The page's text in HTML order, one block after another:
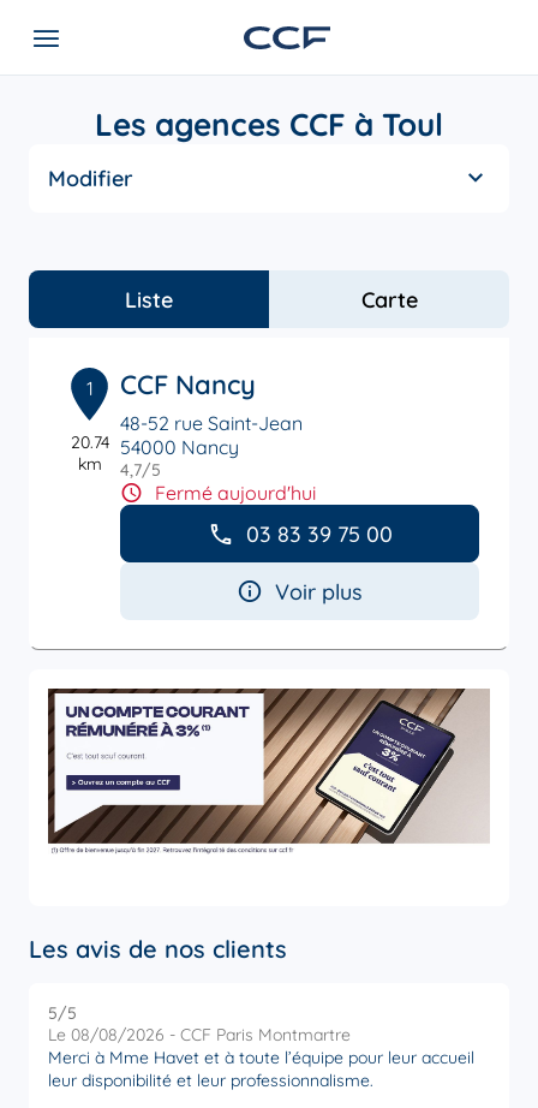
Les agences CCF à Toul
Modifier
Liste Carte
1
20.74
km
CCF Nancy
48-52 rue Saint-Jean
54000 Nancy
4,7/5
Fermé aujourd'hui
03 83 39 75 00
Voir plus
Les avis de nos clients
5/5
Le 08/08/2026 - CCF Paris Montmartre
Merci à Mme Havet et à toute l’équipe pour leur accueil
leur disponibilité et leur professionnalisme.